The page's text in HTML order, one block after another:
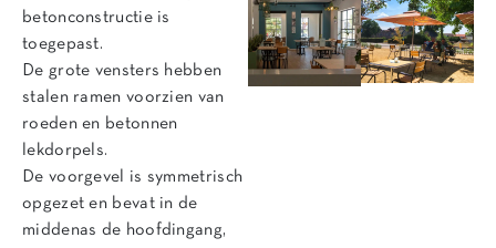
betonconstructie is
toegepast.
De grote vensters hebben
stalen ramen voorzien van
roeden en betonnen
lekdorpels.
De voorgevel is symmetrisch
opgezet en bevat in de
middenas de hoofdingang,